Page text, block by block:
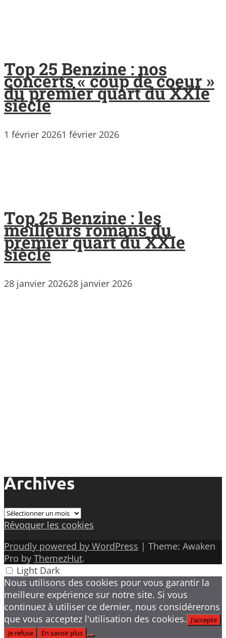
Top 25 Benzine : nos
concerts « coup de coeur »
du premier quart du XXIe
siècle
1 février 20261 février 2026
Top 25 Benzine : les
meilleurs romans du
premier quart du XXIe
siècle
28 janvier 202628 janvier 2026
Archives
Archives
Révoquer les cookies
Proudly powered by WordPress | Theme: Awaken
Pro by ThemezHut.
Light Dark
Nous utilisons des cookies pour vous garantir la
meilleure expérience sur notre site. Si vous
continuez à utiliser ce dernier, nous considérerons
que vous acceptez l'utilisation des cookies. J'accepte
Je refuse
En savoir plus